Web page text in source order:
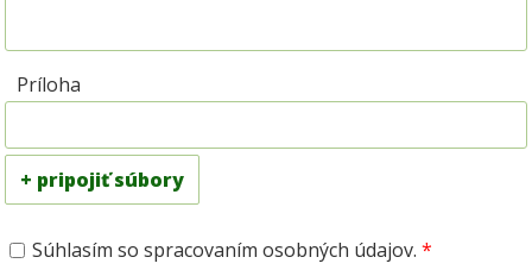
Príloha
+ pripojiť súbory
Súhlasím so spracovaním osobných údajov.*